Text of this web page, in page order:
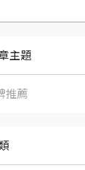
主題
推薦